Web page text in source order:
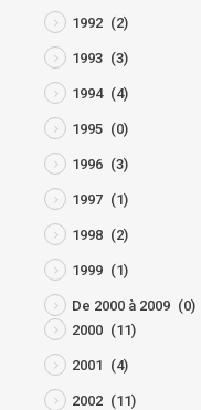
1992 (2)
1993 (3)
1994 (4)
1995 (0)
1996 (3)
1997 (1)
1998 (2)
1999 (1)
De 2000 à 2009 (0)
2000 (11)
2001 (4)
2002 (11)